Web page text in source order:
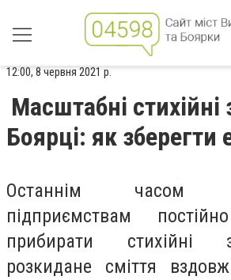
12:00, 8 червня 2021 р.
Масштабні
Боярці: як зберегти
Останнім часом
підприємствам
прибирати стихійні
розкидане сміття